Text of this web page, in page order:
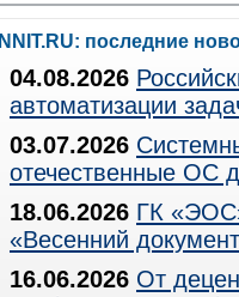
NNIT.RU: последние
04.08.2026
автоматизации
03.07.2026
отечественные ОС
18.06.2026 ГК
«Весенний
16.06.2026 От